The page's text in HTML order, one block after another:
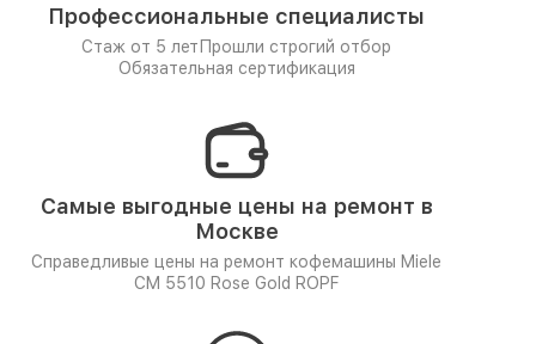
Профессиональные специалисты
Стаж от 5 лет Прошли строгий отбор
Обязательная сертификация
Самые выгодные цены на ремонт в
Москве
Справедливые цены на ремонт кофемашины Miele
CM 5510 Rose Gold ROPF